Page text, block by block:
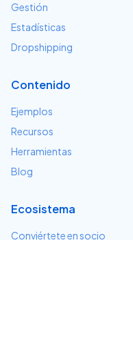
Gestión
Estadísticas
Dropshipping
Contenido
Ejemplos
Recursos
Herramientas
Blog
Ecosistema
Conviértete en socio